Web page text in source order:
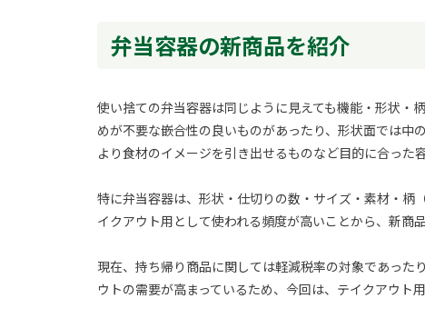
弁当容器の新商品を紹介
使い捨ての弁当容器は同じように見えても機能・形状・
めが不要な嵌合性の良いものがあったり、形状面では中
より食材のイメージを引き出せるものなど目的に合った
特に弁当容器は、形状・仕切りの数・サイズ・素材・柄
イクアウト用として使われる頻度が高いことから、新商
現在、持ち帰り商品に関しては軽減税率の対象であっ
ウトの需要が高まっているため、今回は、テイクアウト